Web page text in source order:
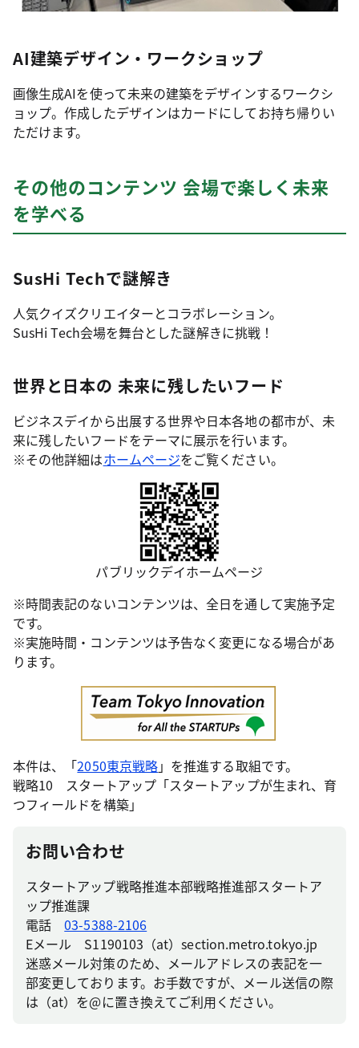
AI建築デザイン・ワークショップ
画像生成AIを使って未来の建築をデザインするワークシ
ョップ。作成したデザインはカードにしてお持ち帰りい
ただけます。
その他のコンテンツ 会場で楽しく未来
を学べる
SusHi Techで謎解き
人気クイズクリエイターとコラボレーション。
SusHi Tech会場を舞台とした謎解きに挑戦！
世界と日本の 未来に残したいフード
ビジネスデイから出展する世界や日本各地の都市が、未
来に残したいフードをテーマに展示を行います。
※その他詳細はホームページをご覧ください。
パブリックデイホームページ
※時間表記のないコンテンツは、全日を通して実施予定
です。
※実施時間・コンテンツは予告なく変更になる場合があ
ります。
本件は、「2050東京戦略」を推進する取組です。
戦略10 スタートアップ「スタートアップが生まれ、育
つフィールドを構築」
お問い合わせ
スタートアップ戦略推進本部戦略推進部スタートア
ップ推進課
電話03-5388-2106
Eメール S1190103（at）section.metro.tokyo.jp
迷惑メール対策のため、メールアドレスの表記を一
部変更しております。お手数ですが、メール送信の際
は（at）を@に置き換えてご利用ください。